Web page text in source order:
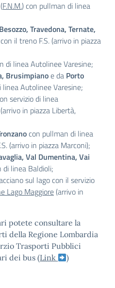
(F.N.M.) con pullman di linea
Travedona, Ternate,
con il treno F.S. (arrivo in piazza
di linea Autolinee Varesine;
Brusimpianoe da Porto
Autolinee Varesine;
servizio di linea
in piazza Libertà,
con pullman di linea
(arrivo in piazza Marconi);
Val Dumentina, Vai
di linea Baldioli;
sul lago con il servizio
Lago Maggiore (arrivo in
potete consultare la
della Regione Lombardia
Trasporti Pubblici
dei bus (Link )